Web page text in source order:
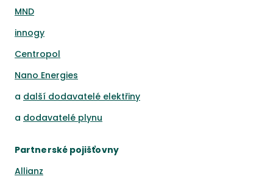
MND
innogy
Centropol
Nano Energies
a další dodavatelé elektřiny
a dodavatelé plynu
Partnerské pojišťovny
Allianz